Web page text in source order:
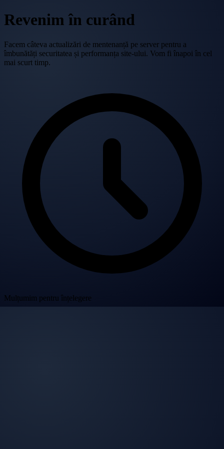
Revenim în curând
Facem câteva actualizări de mentenanță pe server pentru a
îmbunătăți securitatea și performanța site-ului. Vom fi înapoi în cel
mai scurt timp.
Mulțumim pentru înțelegere